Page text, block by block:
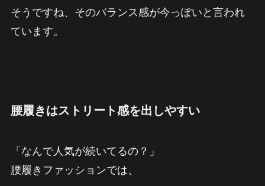
そうですね、そのバランス感が今っぽいと言われ
ています。
腰履きはストリート感を出しやすい
「なんで人気が続いてるの？」
腰履きファッションでは、